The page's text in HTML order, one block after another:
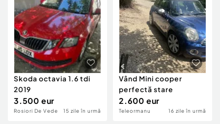
Skoda octavia 1.6 tdi
2019
3.500 eur
Rosiori De Vede 15 zile în urmă
Vând Mini cooper
perfectă stare
2.600 eur
Teleormanu 16 zile în urmă